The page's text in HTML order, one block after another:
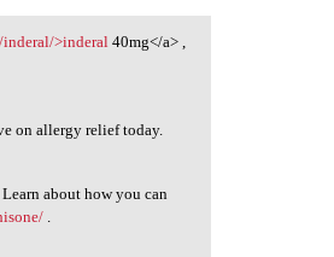
>inderal40mg</a> ,
on allergy relief today.
about how you can
.